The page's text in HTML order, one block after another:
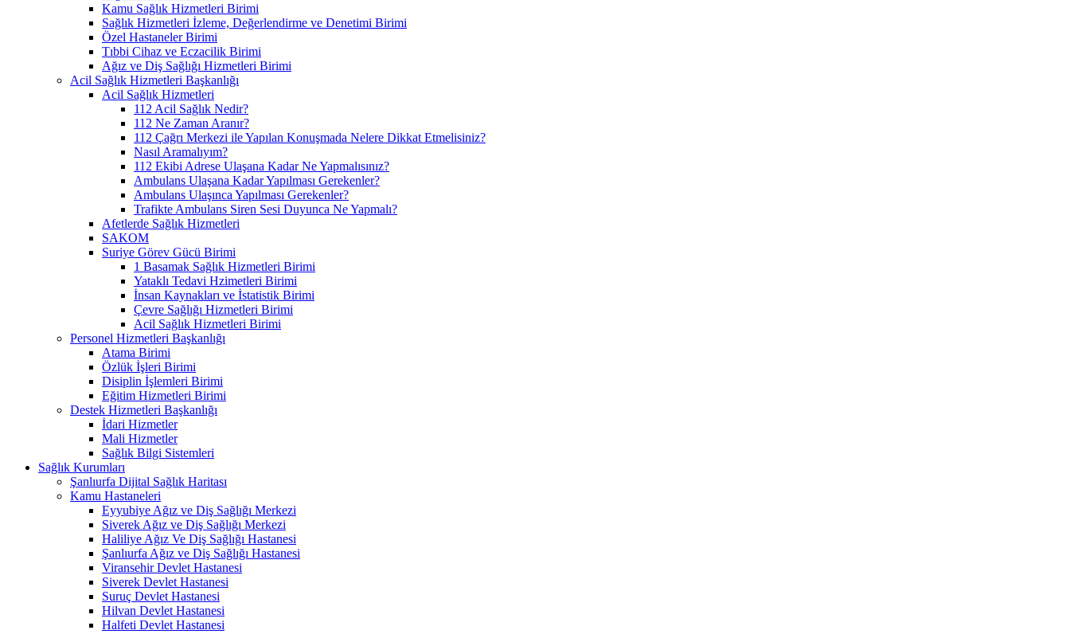
Kamu Sağlık Hizmetleri Birimi
Sağlık Hizmetleri İzleme, Değerlendirme ve Denetimi Birimi
Özel Hastaneler Birimi
Tıbbi Cihaz ve Eczacilik Birimi
Ağız ve Diş Sağlığı Hizmetleri Birimi
Acil Sağlık Hizmetleri Başkanlığı
Acil Sağlık Hizmetleri
112 Acil Sağlık Nedir?
112 Ne Zaman Aranır?
112 Çağrı Merkezi ile Yapılan Konuşmada Nelere Dikkat Etmelisiniz?
Nasıl Aramalıyım?
112 Ekibi Adrese Ulaşana Kadar Ne Yapmalısınız?
Ambulans Ulaşana Kadar Yapılması Gerekenler?
Ambulans Ulaşınca Yapılması Gerekenler?
Trafikte Ambulans Siren Sesi Duyunca Ne Yapmalı?
Afetlerde Sağlık Hizmetleri
SAKOM
Suriye Görev Gücü Birimi
1 Basamak Sağlık Hizmetleri Birimi
Yataklı Tedavi Hzimetleri Birimi
İnsan Kaynakları ve İstatistik Birimi
Çevre Sağlığı Hizmetleri Birimi
Acil Sağlık Hizmetleri Birimi
Personel Hizmetleri Başkanlığı
Atama Birimi
Özlük İşleri Birimi
Disiplin İşlemleri Birimi
Eğitim Hizmetleri Birimi
Destek Hizmetleri Başkanlığı
İdari Hizmetler
Mali Hizmetler
Sağlık Bilgi Sistemleri
Sağlık Kurumları
Şanlıurfa Dijital Sağlık Haritası
Kamu Hastaneleri
Eyyubiye Ağız ve Diş Sağlığı Merkezi
Siverek Ağız ve Diş Sağlığı Merkezi
Haliliye Ağız Ve Diş Sağlığı Hastanesi
Şanlıurfa Ağız ve Diş Sağlığı Hastanesi
Viransehir Devlet Hastanesi
Siverek Devlet Hastanesi
Suruç Devlet Hastanesi
Hilvan Devlet Hastanesi
Halfeti Devlet Hastanesi